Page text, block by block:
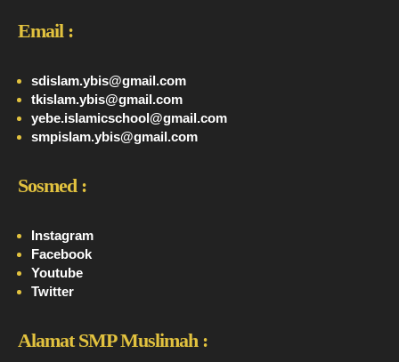
Email :
sdislam.ybis@gmail.com
tkislam.ybis@gmail.com
yebe.islamicschool@gmail.com
smpislam.ybis@gmail.com
Sosmed :
Instagram
Facebook
Youtube
Twitter
Alamat SMP Muslimah :